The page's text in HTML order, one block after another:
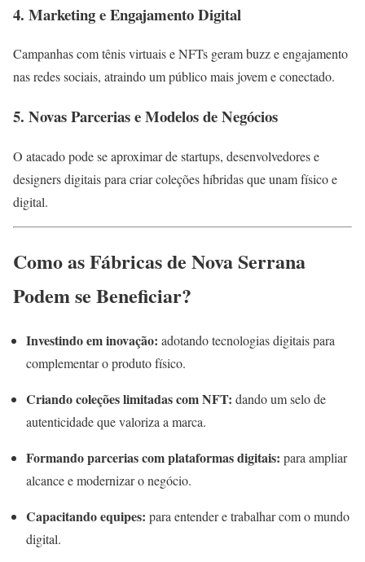
4. Marketing e Engajamento Digital
Campanhas com tênis virtuais e NFTs geram buzz e engajamento
nas redes sociais, atraindo um público mais jovem e conectado.
5. Novas Parcerias e Modelos de Negócios
O atacado pode se aproximar de startups, desenvolvedores e
designers digitais para criar coleções híbridas que unam físico e
digital.
Como as Fábricas de Nova Serrana
Podem se Beneficiar?
Investindo em inovação: adotando tecnologias digitais para
complementar o produto físico.
Criando coleções limitadas com NFT: dando um selo de
autenticidade que valoriza a marca.
Formando parcerias com plataformas digitais: para ampliar
alcance e modernizar o negócio.
Capacitando equipes: para entender e trabalhar com o mundo
digital.